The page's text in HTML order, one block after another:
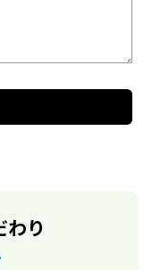
り